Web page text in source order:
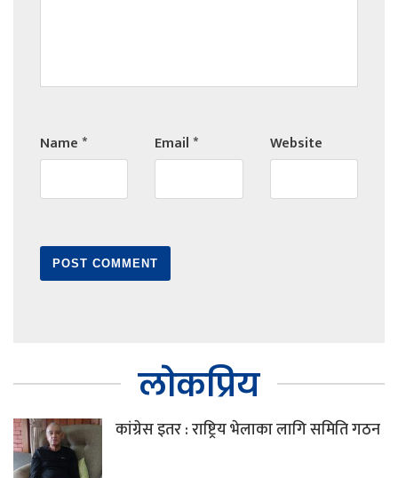
Name* Email* Website
लोकप्रिय
कांग्रेस इतर : राष्ट्रिय भेलाका लागि समिति गठन